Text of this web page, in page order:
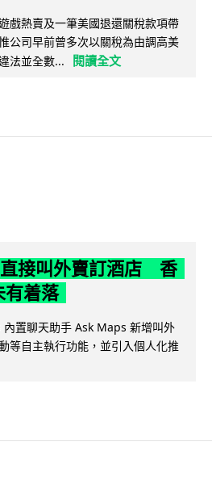
戲熱賣及一筆美國退還關稅款項帶
公司早前曾多次以關稅為由調高美
法並全數...
閱讀全文
接叫外賣訂酒店 香
有着落
置聊天助手 Ask Maps 新增叫外
等自主執行功能，並引入個人化推